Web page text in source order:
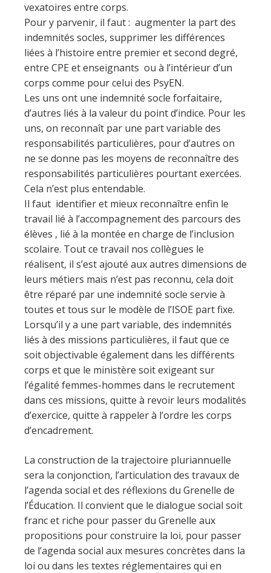
vexatoires entre corps.
Pour y parvenir, il faut : augmenter la part des
indemnités socles, supprimer les différences
liées à l’histoire entre premier et second degré,
entre CPE et enseignants ou à l’intérieur d’un
corps comme pour celui des PsyEN.
Les uns ont une indemnité socle forfaitaire,
d’autres liés à la valeur du point d’indice. Pour les
uns, on reconnaît par une part variable des
responsabilités particulières, pour d’autres on
ne se donne pas les moyens de reconnaître des
responsabilités particulières pourtant exercées.
Cela n’est plus entendable.
Il faut identifier et mieux reconnaître enfin le
travail lié à l’accompagnement des parcours des
élèves , lié à la montée en charge de l’inclusion
scolaire. Tout ce travail nos collègues le
réalisent, il s’est ajouté aux autres dimensions de
leurs métiers mais n’est pas reconnu, cela doit
être réparé par une indemnité socle servie à
toutes et tous sur le modèle de l’ISOE part fixe.
Lorsqu’il y a une part variable, des indemnités
liés à des missions particulières, il faut que ce
soit objectivable également dans les différents
corps et que le ministère soit exigeant sur
l’égalité femmes-hommes dans le recrutement
dans ces missions, quitte à revoir leurs modalités
d’exercice, quitte à rappeler à l’ordre les corps
d’encadrement.
La construction de la trajectoire pluriannuelle
sera la conjonction, l’articulation des travaux de
l’agenda social et des réflexions du Grenelle de
l’Éducation. Il convient que le dialogue social soit
franc et riche pour passer du Grenelle aux
propositions pour construire la loi, pour passer
de l’agenda social aux mesures concrètes dans la
loi ou dans les textes réglementaires qui en